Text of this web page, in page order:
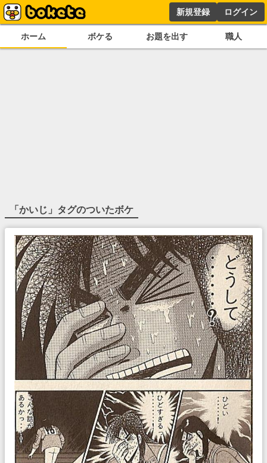
新規登録 ログイン
ホーム ボケる お題を出す 職人
「かいじ 」タグのついたボケ